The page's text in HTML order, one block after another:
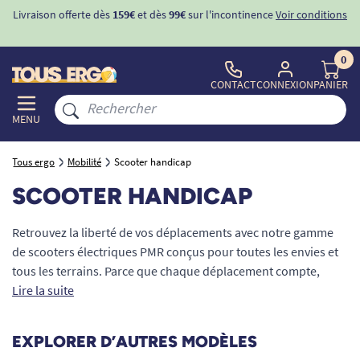
Livraison offerte dès 159€et dès99€sur l'incontinenceVoir conditions
MENU
CONTACTCONNEXION
0
PANIER
Tous ergo Mobilité Scooter handicap
SCOOTER HANDICAP
Retrouvez la liberté de vos déplacements avec notre gamme
de scooters électriques PMR conçus pour toutes les envies et
tous les terrains. Parce que chaque déplacement compte,
TOUS ERGO vous propose une sélection de scooters
Que vous soyez senior, personne handicapée ou en mobilité
Lire la suite
EXPLORER D’AUTRES MODÈLES